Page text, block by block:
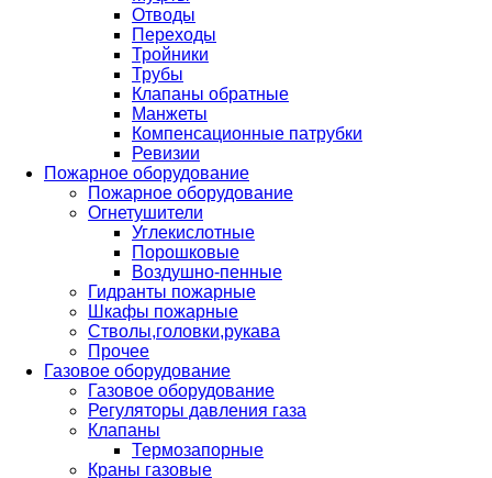
Отводы
Переходы
Тройники
Трубы
Клапаны обратные
Манжеты
Компенсационные патрубки
Ревизии
Пожарное оборудование
Пожарное оборудование
Огнетушители
Углекислотные
Порошковые
Воздушно-пенные
Гидранты пожарные
Шкафы пожарные
Стволы,головки,рукава
Прочее
Газовое оборудование
Газовое оборудование
Регуляторы давления газа
Клапаны
Термозапорные
Краны газовые